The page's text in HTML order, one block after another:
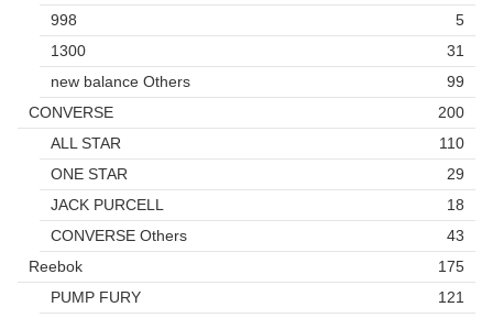
998
5
1300
31
new balance Others
99
CONVERSE
200
ALL STAR
110
ONE STAR
29
JACK PURCELL
18
CONVERSE Others
43
Reebok
175
PUMP FURY
121